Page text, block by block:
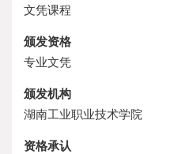
文凭课程
颁发资格
专业文凭
颁发机构
湖南工业职业技术学院
资格承认